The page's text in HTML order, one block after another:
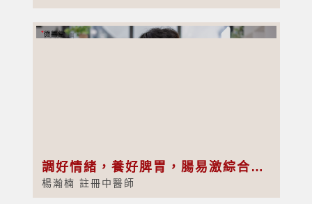
調好情緒，養好脾胃，腸易激綜合症其實可以慢慢改善
楊瀚楠 註冊中醫師